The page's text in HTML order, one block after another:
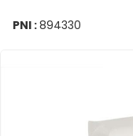
PNI :894330